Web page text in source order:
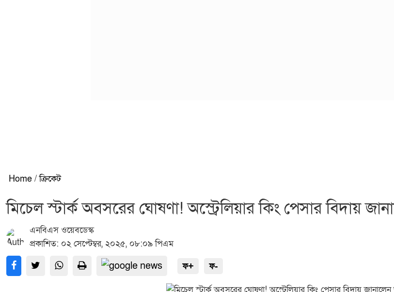
Home / ক্রিকেট
মিচেল স্টার্ক অবসরের ঘোষণা! অস্ট্রেলিয়ার কিং পেসার বিদায়
এনবিএস ওয়েবডেস্ক
প্রকাশিত: ০২ সেপ্টেম্বর, ২০২৫, ০৮:০৯ পিএম
ফ+ ফ-